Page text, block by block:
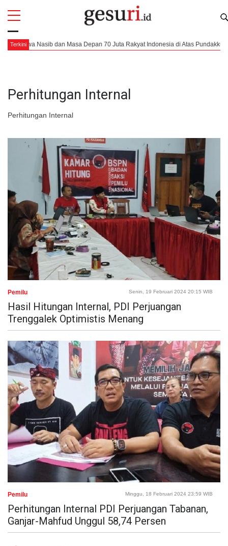
Terkini
Nasib dan Masa Depan 70 Juta Rakyat Indonesia di Atas Pundakku
Perhitungan Internal
Perhitungan Internal
All
Pemilu Senin, 19 Februari 2024 20:15 WIB
Hasil Hitungan Internal, PDI Perjuangan
Trenggalek Optimistis Menang
Pemilu Minggu, 18 Februari 2024 23:59 WIB
Perhitungan Internal PDI Perjuangan Tabanan,
Ganjar-Mahfud Unggul 58,74 Persen